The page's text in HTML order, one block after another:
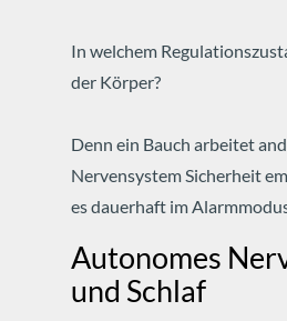
In welchem
der Körper?
Denn ein Bauch arbeitet
Nervensystem Sicherheit
es dauerhaft im
Autonomes
und Schlaf